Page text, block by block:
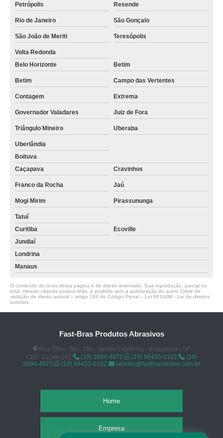
Petrópolis Resende
Rio de Janeiro São Gonçalo
São João de Meriti Teresópolis
Volta Redonda
Belo Horizonte
Betim
Betim Campo das Vertentes
Contagem Extrema
Governador Valadares Juiz de Fora
Triângulo Mineiro Uberaba
Uberlândia
Boituva
Caçapava
Cravinhos
Franco da Rocha Jaú
Mogi Mirim Pirassununga
Tatuí
Curitiba
Ecoville
Jundiaí
Londrina
Manaus
O conteúdo do texto desta página é de direito reservado. Sua reprodução, parcial ou
total, mesmo citando nossos links, é proibida sem a autorização do autor. Crime de
violação de direito autoral – artigo 184 do Código Penal – Lei 9610/98 - Lei de direitos
autorais
Fast-Bras Produtos Abrasivos
Rua Sílvio Talli, 130 - Jardim Califórnia - Indaiatuba - SP
CEP: 13344-241
(19) 3894-4975 (19) 98433-0102
(19)
3894-4975
(19) 98433-0102 vendas@fastbrasonline.com.br
Home
Empresa